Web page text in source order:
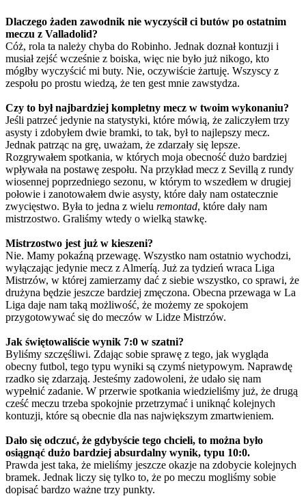
Dlaczego żaden zawodnik nie wyczyścił ci butów po ostatnim
meczu z Valladolid?
Cóż, rola ta należy chyba do Robinho. Jednak doznał kontuzji i
musiał zejść wcześnie z boiska, więc nie było już nikogo, kto
mógłby wyczyścić mi buty. Nie, oczywiście żartuję. Wszyscy z
zespołu po prostu wiedzą, że ten gest mnie zawstydza.
Czy to był najbardziej kompletny mecz w twoim wykonaniu?
Jeśli patrzeć jedynie na statystyki, które mówią, że zaliczyłem trzy
asysty i zdobyłem dwie bramki, to tak, był to najlepszy mecz.
Jednak patrząc na grę, uważam, że zdarzały się lepsze.
Rozgrywałem spotkania, w których moja obecność dużo bardziej
wpływała na postawę zespołu. Na przykład mecz z Sevillą z rundy
wiosennej poprzedniego sezonu, w którym to wszedłem w drugiej
połowie i zanotowałem dwie asysty, które dały nam ostatecznie
zwycięstwo. Była to jedna z wielu remontad, które dały nam
mistrzostwo. Graliśmy wtedy o wielką stawkę.
Mistrzostwo jest już w kieszeni?
Nie. Mamy pokaźną przewagę. Wszystko nam ostatnio wychodzi,
wyłączając jedynie mecz z Almeríą. Już za tydzień wraca Liga
Mistrzów, w której zamierzamy dać z siebie wszystko, co sprawi, że
drużyna będzie jeszcze bardziej zmęczona. Obecna przewaga w La
Liga daje nam taką możliwość, że możemy ze spokojem
przygotowywać się do meczów w Lidze Mistrzów.
Jak świętowaliście wynik 7:0 w szatni?
Byliśmy szczęśliwi. Zdając sobie sprawę z tego, jak wygląda
obecny futbol, tego typu wyniki są czymś nietypowym. Naprawdę
rzadko się zdarzają. Jesteśmy zadowoleni, że udało się nam
wypełnić zadanie. W przerwie spotkania wiedzieliśmy już, że drugą
cześć meczu trzeba spokojnie przetrzymać i uniknąć kolejnych
kontuzji, które są obecnie dla nas największym zmartwieniem.
Dało się odczuć, że gdybyście tego chcieli, to można było
osiągnąć dużo bardziej absurdalny wynik, typu 10:0.
Prawda jest taka, że mieliśmy jeszcze okazje na zdobycie kolejnych
bramek. Jednak liczy się tylko to, że po meczu mogliśmy sobie
dopisać bardzo ważne trzy punkty.